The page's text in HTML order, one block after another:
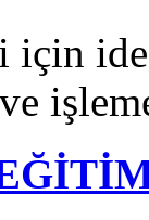
için